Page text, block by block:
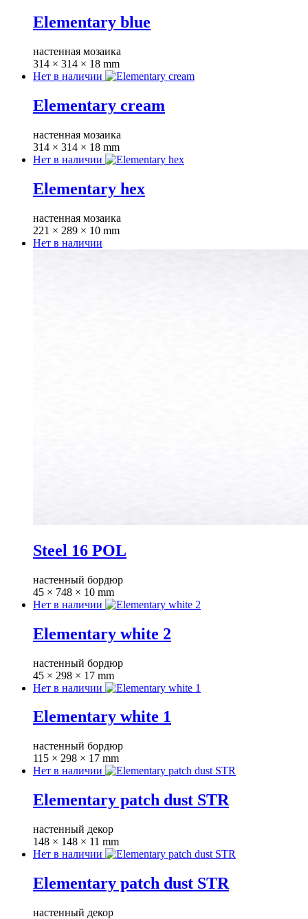
Elementary blue
настенная мозаика
314 × 314 × 18 mm
Нет в наличии
Elementary cream
настенная мозаика
314 × 314 × 18 mm
Нет в наличии
Elementary hex
настенная мозаика
221 × 289 × 10 mm
Нет в наличии
Steel 16 POL
настенный бордюр
45 × 748 × 10 mm
Нет в наличии
Elementary white 2
настенный бордюр
45 × 298 × 17 mm
Нет в наличии
Elementary white 1
настенный бордюр
115 × 298 × 17 mm
Нет в наличии
Elementary patch dust STR
настенный декор
148 × 148 × 11 mm
Нет в наличии
Elementary patch dust STR
настенный декор